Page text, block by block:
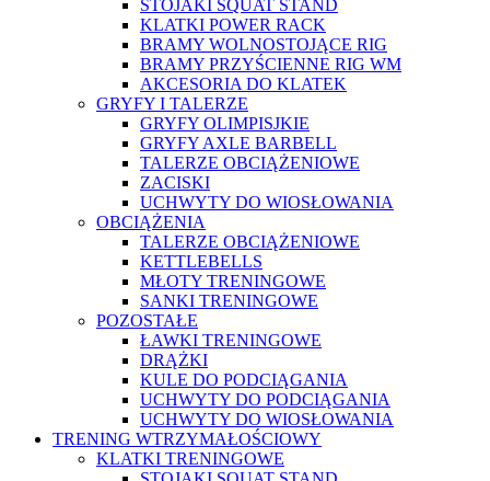
STOJAKI SQUAT STAND
KLATKI POWER RACK
BRAMY WOLNOSTOJĄCE RIG
BRAMY PRZYŚCIENNE RIG WM
AKCESORIA DO KLATEK
GRYFY I TALERZE
GRYFY OLIMPISJKIE
GRYFY AXLE BARBELL
TALERZE OBCIĄŻENIOWE
ZACISKI
UCHWYTY DO WIOSŁOWANIA
OBCIĄŻENIA
TALERZE OBCIĄŻENIOWE
KETTLEBELLS
MŁOTY TRENINGOWE
SANKI TRENINGOWE
POZOSTAŁE
ŁAWKI TRENINGOWE
DRĄŻKI
KULE DO PODCIĄGANIA
UCHWYTY DO PODCIĄGANIA
UCHWYTY DO WIOSŁOWANIA
TRENING WTRZYMAŁOŚCIOWY
KLATKI TRENINGOWE